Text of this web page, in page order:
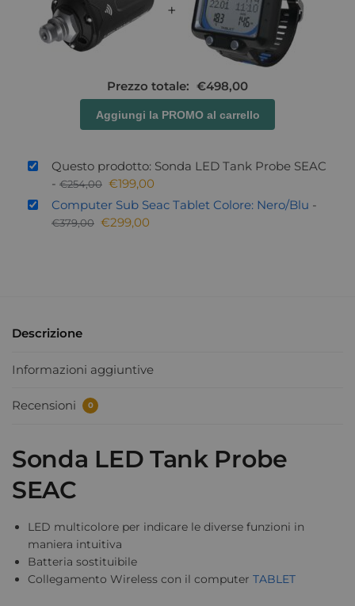
+
Prezzo totale: €498,00
Aggiungi la PROMO al carrello
Questo prodotto: Sonda LED Tank Probe SEAC
- €254,00 €199,00
Computer Sub Seac Tablet Colore: Nero/Blu -
€379,00 €299,00
Descrizione
Informazioni aggiuntive
Recensioni 0
Sonda LED Tank Probe
SEAC
LED multicolore per indicare le diverse funzioni in
maniera intuitiva
Batteria sostituibile
Collegamento Wireless con il computer TABLET